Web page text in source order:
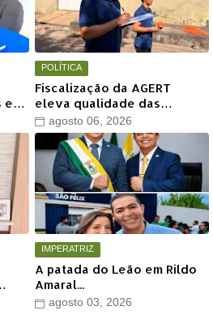
em
POLÍTICA
Fiscalização da AGERT
eleva qualidade das
recomposições asfálticas
realizadas pela Águas de
Timon
agosto 06, 2026
IMPERATRIZ
A patada do Leão em Rildo
Amaral...
agosto 03, 2026